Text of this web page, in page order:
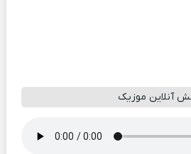
آنلاین موزیک